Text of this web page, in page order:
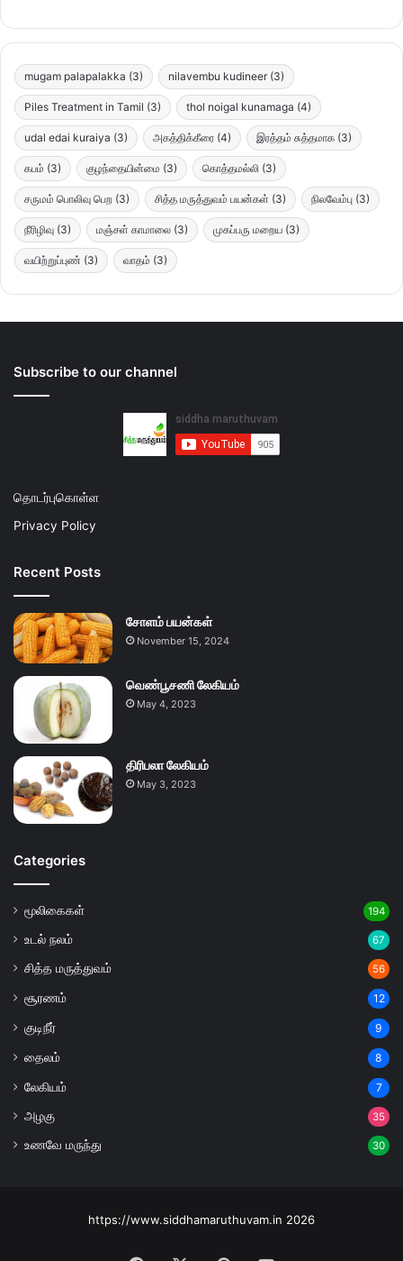
mugam palapalakka (3) nilavembu kudineer (3)
Piles Treatment in Tamil (3) thol noigal kunamaga (4)
udal edai kuraiya (3) அகத்திக்கீரை (4) இரத்தம் சுத்தமாக (3)
கபம் (3) குழந்தையின்மை (3) கொத்தமல்லி (3)
சருமம் பொலிவு பெற (3) சித்த மருத்துவம் பயன்கள் (3) நிலவேம்பு (3)
நீரிழிவு (3) மஞ்சள் காமாலை (3) முகப்பரு மறைய (3)
வயிற்றுப்புண் (3) வாதம் (3)
Subscribe to our channel
தொடர்புகொள்ள
Privacy Policy
Recent Posts
சோளம் பயன்கள்
November 15, 2024
வெண்பூசணி லேகியம்
May 4, 2023
திரிபலா லேகியம்
May 3, 2023
Categories
மூலிகைகள் 194
உடல் நலம் 67
சித்த மருத்துவம் 56
சூரணம் 12
குடிநீர் 9
தைலம் 8
லேகியம் 7
அழகு 35
உணவே மருந்து 30
https://www.siddhamaruthuvam.in 2026